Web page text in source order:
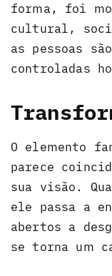
forma, foi
cultural,
as pessoas
controladas
O elemento
parece
sua visão.
ele passa a
abertos a
se torna um